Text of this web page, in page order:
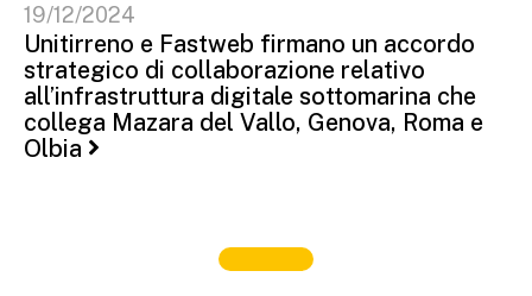
19/12/2024
Unitirreno e Fastweb firmano un accordo
strategico di collaborazione relativo
all’infrastruttura digitale sottomarina che
collega Mazara del Vallo, Genova, Roma e
Olbia